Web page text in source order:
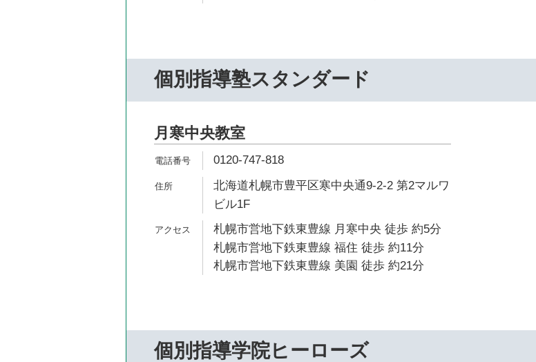
個別指導塾スタンダード
月寒中央教室
0120-747-818
北海道札幌市豊平区寒中央通9-2-2 第2マルワ
ビル1F
札幌市営地下鉄東豊線 月寒中央 徒歩 約5分
札幌市営地下鉄東豊線 福住 徒歩 約11分
札幌市営地下鉄東豊線 美園 徒歩 約21分
個別指導学院ヒーローズ